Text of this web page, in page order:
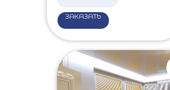
ЗАКАЗАТЬ